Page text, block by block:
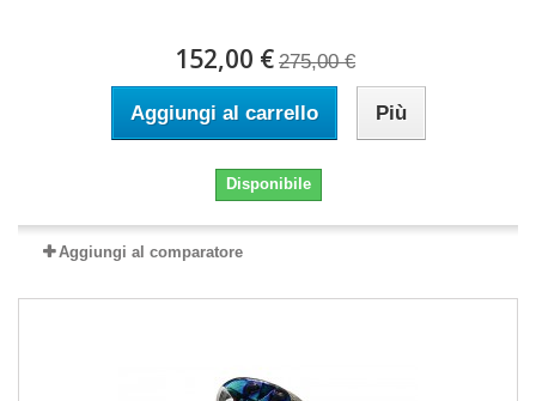
152,00 € 275,00 €
Aggiungi al carrello Più
Disponibile
Aggiungi al comparatore